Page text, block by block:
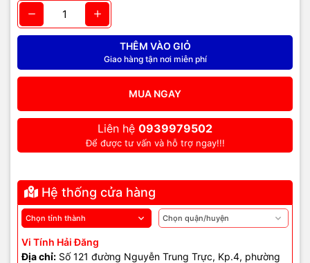
THÊM VÀO GIỎ
Giao hàng tận nơi miễn phí
MUA NGAY
Liên hệ 0939979502
Để được tư vấn và hỗ trợ ngay!!!
Hệ thống cửa hàng
Vi Tính Hải Đăng
Địa chỉ: Số 121 đường Nguyễn Trung Trực, Kp.4, phường